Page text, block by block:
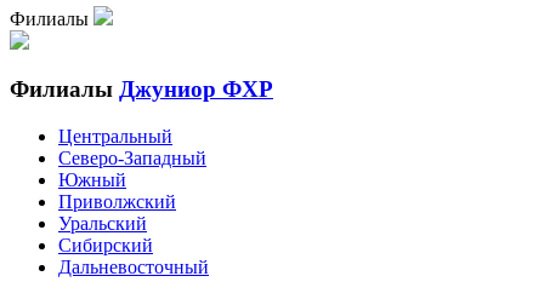
Филиалы
Филиалы Джуниор ФХР
Центральный
Северо-Западный
Южный
Приволжский
Уральский
Сибирский
Дальневосточный